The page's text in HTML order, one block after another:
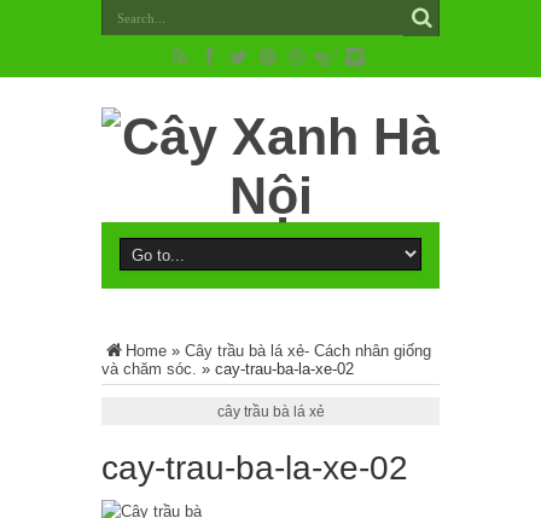
Home » Cây trầu bà lá xẻ- Cách nhân giống
và chăm sóc. » cay-trau-ba-la-xe-02
cây trầu bà lá xẻ
cay-trau-ba-la-xe-02